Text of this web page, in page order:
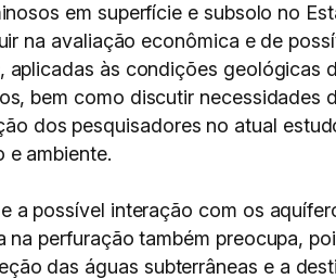
em superfície e subsolo no
na avaliação econômica e de
, aplicadas às condições geológicas
bem como discutir necessidades
dos pesquisadores no atual
e ambiente.
a possível interação com os
na perfuração também preocupa,
das águas subterrâneas e a